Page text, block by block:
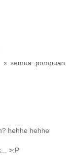
semua pompuan
hehhe hehhe
>:P